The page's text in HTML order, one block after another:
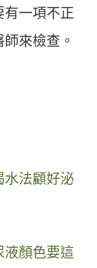
有一項不正
來檢查。
水法顧好泌
液顏色要這